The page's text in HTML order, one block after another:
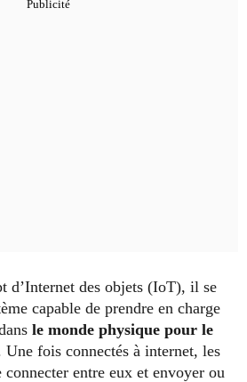
d’Internet des objets (IoT), il se
capable de prendre en charge
le monde physique pour le
Une fois connectés à internet, les
entre eux et envoyer ou